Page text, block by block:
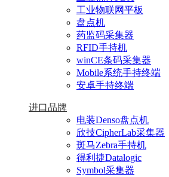
工业物联网平板
盘点机
药监码采集器
RFID手持机
winCE条码采集器
Mobile系统手持终端
安卓手持终端
进口品牌
电装Denso盘点机
欣技CipherLab采集器
斑马Zebra手持机
得利捷Datalogic
Symbol采集器